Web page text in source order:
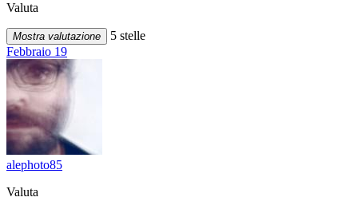
Valuta
Mostra valutazione
5 stelle
Febbraio 19
alephoto85
Valuta